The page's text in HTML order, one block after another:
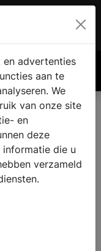
€ 0.00
en advertenties
aan te
We
van onze site
en
deze
informatie die u
verzameld